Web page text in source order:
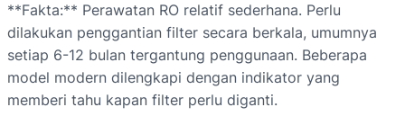
**Fakta:** Perawatan RO relatif sederhana. Perlu
dilakukan penggantian filter secara berkala, umumnya
setiap 6-12 bulan tergantung penggunaan. Beberapa
model modern dilengkapi dengan indikator yang
memberi tahu kapan filter perlu diganti.